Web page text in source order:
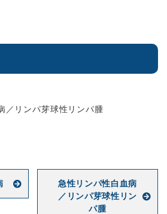
／リンパ芽球性リンパ腫
急性リンパ性白血病
／リンパ芽球性リン
パ腫